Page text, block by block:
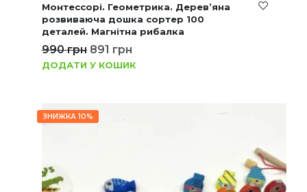
Монтессорі. Геометрика. Дерев’яна
розвиваюча дошка сортер 100
деталей. Магнітна рибалка
990грн 891 грн
ДОДАТИ У КОШИК
ЗНИЖКА 10%